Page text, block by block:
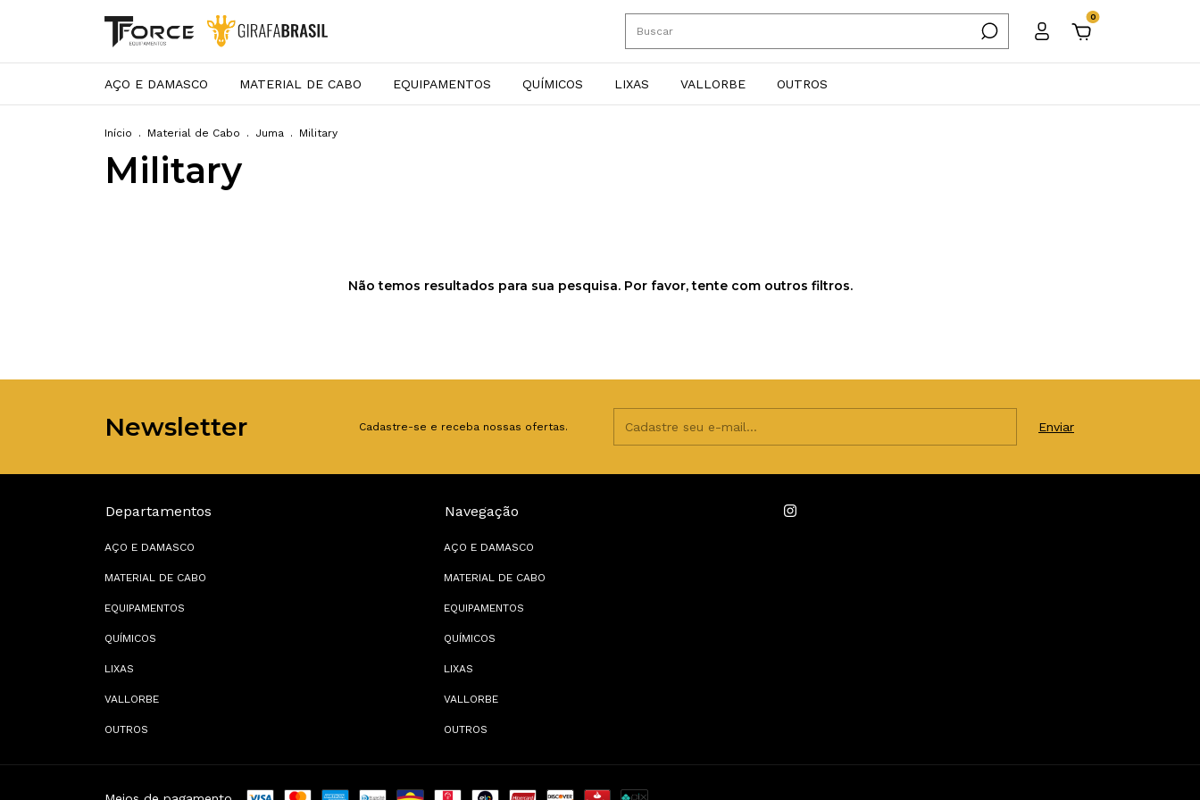
0
AÇO E DAMASCO MATERIAL DE CABO EQUIPAMENTOS QUÍMICOS LIXAS VALLORBE OUTROS
Início . Material de Cabo . Juma . Military
Military
Não temos resultados para sua pesquisa. Por favor, tente com outros filtros.
Newsletter Cadastre-se e receba nossas ofertas.
Departamentos
AÇO E DAMASCO
MATERIAL DE CABO
EQUIPAMENTOS
QUÍMICOS
LIXAS
VALLORBE
OUTROS
Navegação
AÇO E DAMASCO
MATERIAL DE CABO
EQUIPAMENTOS
QUÍMICOS
LIXAS
VALLORBE
OUTROS